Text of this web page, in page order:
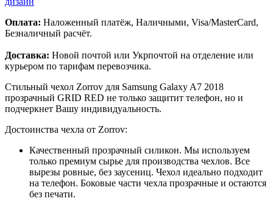
Оплата: Наложенный платёж, Наличными, Visa/MasterCard,
Безналичный расчёт.
Доставка: Новой почтой или Укрпочтой на отделение или
курьером по тарифам перевозчика.
Стильный чехол Zorrov для Samsung Galaxy A7 2018
прозрачный GRID RED не только защитит телефон, но и
подчеркнет Вашу индивидуальность.
Достоинства чехла от Zorrov:
Качественный прозрачный силикон. Мы используем
только премиум сырье для производства чехлов. Все
вырезы ровные, без заусениц. Чехол идеально подходит
на телефон. Боковые части чехла прозрачные и остаются
без печати.